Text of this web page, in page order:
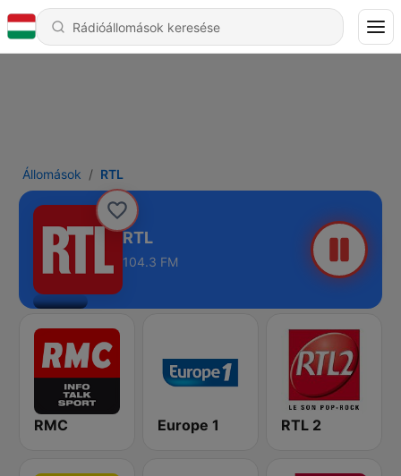
Állomások RTL
RTL
104.3 FM
RMC Europe 1 RTL 2